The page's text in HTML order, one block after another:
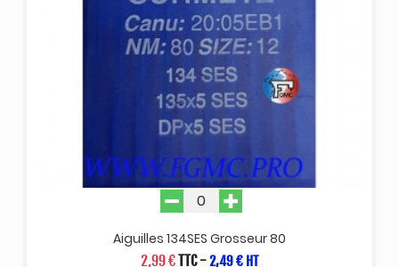
Aiguilles 134SES Grosseur 80
2,99 €TTC-2,49 € HT